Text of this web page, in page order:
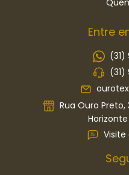
Entre
(31)
(31)
Rua Ouro
Visite